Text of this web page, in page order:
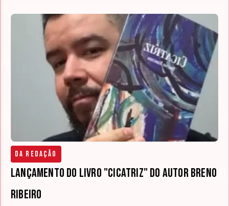
Da Redação
Lançamento do livro "Cicatriz" do autor Breno
Ribeiro